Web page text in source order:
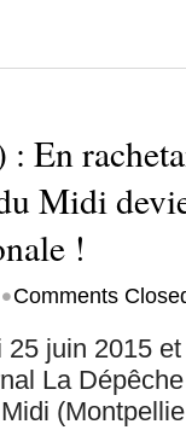
En
Midi
!
•Comments
juin 2015
La